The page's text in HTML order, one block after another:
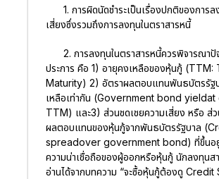
1. การผิดนัดชำระเป็นเรื่องปกติของการ
เสี่ยงซึ่งรวมถึงการลงทุนในตราสารหนี้
2. การลงทุนในตราสารหนี้ควรพิจารณา
ประการ คือ 1) อายุคงเหลือของหุ้นกู้
Maturity) 2) อัตราผลตอบแทนพันธบัตรรัฐ
เหลือเท่ากัน (Government bond yieldat
TTM) และ3) ส่วนชดเชยความเสี่ยง หรือ ส่
ผลตอบแทนของหุ้นกู้จากพันธบัตรรัฐบาล
spreadover government bond) ที่ขึ้นอ
ความน่าเชื่อถือของผู้ออกหรือหุ้นกู้ นักลงทุนส
อ่านได้จากบทความ “จะซื้อหุ้นกู้ต้องดู